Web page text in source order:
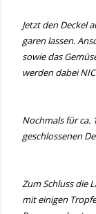
Jetzt den Deckel
garen lassen.
sowie das
werden dabei
Nochmals für ca.
geschlossenen
Zum Schluss die
mit einigen